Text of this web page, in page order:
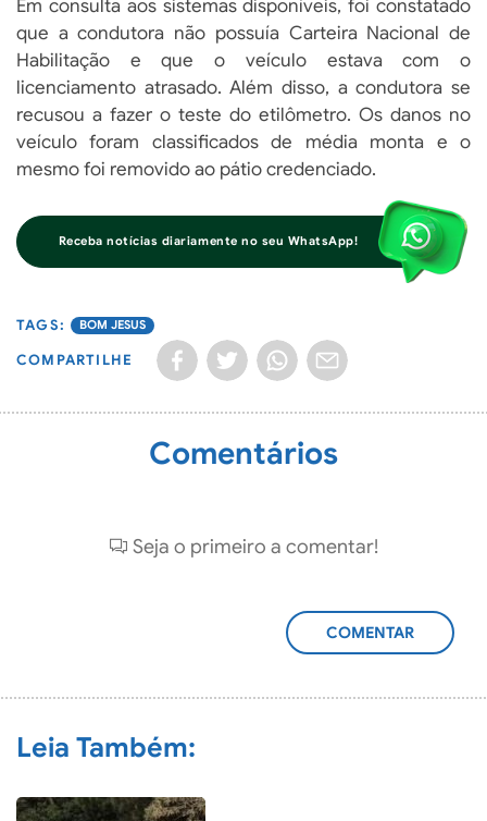
Em consulta aos sistemas disponíveis, foi constatado
que a condutora não possuía Carteira Nacional de
Habilitação e que o veículo estava com o
licenciamento atrasado. Além disso, a condutora se
recusou a fazer o teste do etilômetro. Os danos no
veículo foram classificados de média monta e o
mesmo foi removido ao pátio credenciado.
Receba notícias diariamente no seu WhatsApp!
BOM JESUS
COMPARTILHE
Comentários
Seja o primeiro a comentar!
ADICIONAR
Leia Também: